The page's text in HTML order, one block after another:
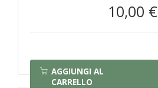
10,00 €
AGGIUNGI AL
CARRELLO